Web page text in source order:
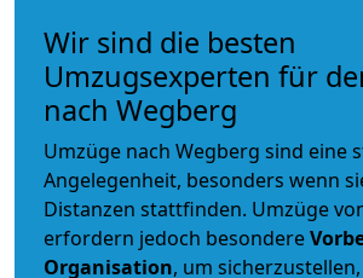
Wir sind die besten
Umzugsexperten für
nach Wegberg
Umzüge nach Wegberg sind eine
Angelegenheit, besonders wenn
Distanzen stattfinden. Umzüge
erfordern jedoch besondere
Organisation, um